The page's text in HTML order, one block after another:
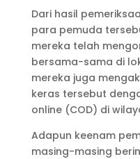
Dari hasil
para pemuda
mereka telah
bersama-sama di
mereka juga
keras tersebut
online (COD) di
Adapun keenam
masing-masing